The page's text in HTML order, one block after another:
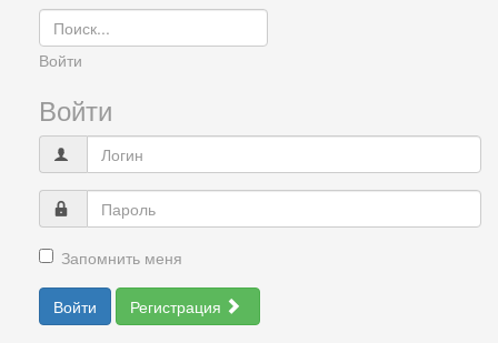
Войти
Войти
Запомнить меня
Войти Регистрация